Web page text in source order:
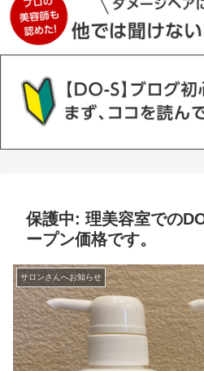
保護中: 理美容室での
ープン価格です。
サロンさんへお知らせ